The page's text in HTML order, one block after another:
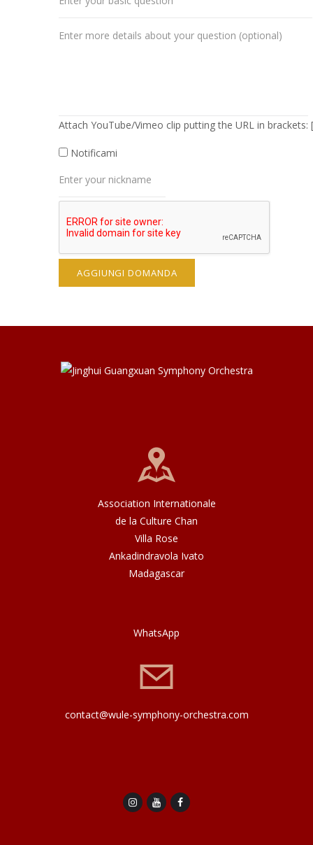
Attach YouTube/Vimeo clip putting the URL in
Notificami
Association Internationale
de la Culture Chan
Villa Rose
Ankadindravola Ivato
Madagascar
WhatsApp
contact@wule-symphony-orchestra.com